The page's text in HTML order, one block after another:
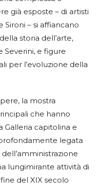
già esposte – di artisti
Sironi – si affiancano
storia dell’arte,
Severini, e figure
per l’evoluzione della
la mostra
che hanno
Galleria capitolina e
legata
lungimirante attività di
del XIX secolo